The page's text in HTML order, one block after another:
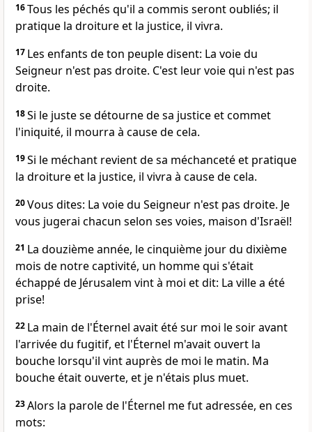
16Tous les péchés qu'il a commis seront oubliés; il
pratique la droiture et la justice, il vivra.
17 Les enfants de ton peuple disent: La voie du
Seigneur n'est pas droite. C'est leur voie qui n'est pas
droite.
18Si le juste se détourne de sa justice et commet
l'iniquité, il mourra à cause de cela.
19Si le méchant revient de sa méchanceté et pratique
la droiture et la justice, il vivra à cause de cela.
20Vous dites: La voie du Seigneur n'est pas droite. Je
vous jugerai chacun selon ses voies, maison d'Israël!
21 La douzième année, le cinquième jour du dixième
mois de notre captivité, un homme qui s'était
échappé de Jérusalem vint à moi et dit: La ville a été
prise!
22 La main de l'Éternel avait été sur moi le soir avant
l'arrivée du fugitif, et l'Éternel m'avait ouvert la
bouche lorsqu'il vint auprès de moi le matin. Ma
bouche était ouverte, et je n'étais plus muet.
23Alors la parole de l'Éternel me fut adressée, en ces
mots: